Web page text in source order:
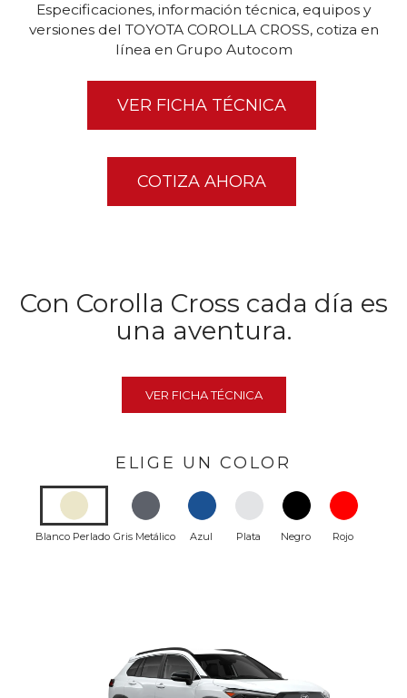
Especificaciones, información técnica, equipos y
versiones del TOYOTA COROLLA CROSS, cotiza en
línea en Grupo Autocom
VER FICHA TÉCNICA
COTIZA AHORA
Con Corolla Cross cada día es
una aventura.
VER FICHA TÉCNICA
ELIGE UN COLOR
Blanco Perlado Gris Metálico Azul Plata Negro Rojo